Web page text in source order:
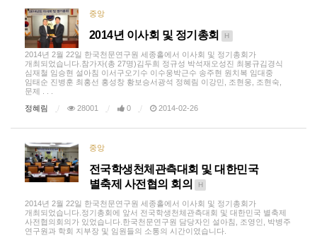
중앙
2014년 이사회 및 정기총회 H
2014년 2월 22일 한국천문연구원 세종홀에서 이사회 및 정기총회가
개최되었습니다.참가자(총 27명)김두희 정규성 박석재오성진 최봉규김경식
심재철 임승현 설아침 이서구오기수 이수웅박근수 송주현 원치복 임대중
임태순 진병훈 최홍선 홍성창 황보승서광석 정혜림 이강민, 조현웅, 조현숙,
문제 . . .
정혜림
28001 0 2014-02-26
중앙
전국학생천체관측대회 및 대한민국
별축제 사전협의 회의
H
2014년 2월 22일 한국천문연구원 세종홀에서 이사회 및 정기총회가
개최되었습니다.정기총회에 앞서 전국학생천체관측대회 및 대한민국 별축제
사전협의회의가 있었습니다.한국천문연구원 담당자인 설아침, 조영인, 박병주
연구원과 학회 지부장 및 임원들의 소통의 시간이였습니다.